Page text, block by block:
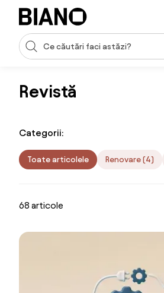
Sari peste navigare, accesează
Introducerea căutării
Revistă
Categorii:
Toate articolele Renovare (4)
68 articole